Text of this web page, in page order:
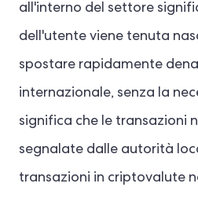
all'interno del settore
dell'utente viene tenuta
spostare rapidamente
internazionale, senza la
significa che le transazioni
segnalate dalle autorità
transazioni in criptovalute